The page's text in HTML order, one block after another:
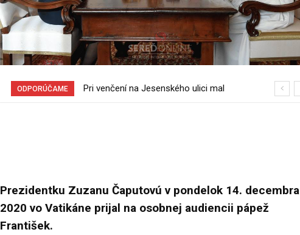
ODPORÚČAME
70 rokov od založenia podniku
Prezidentku Zuzanu Čaputovú v pondelok 14. decembra
2020 vo Vatikáne prijal na osobnej audiencii pápež
František.